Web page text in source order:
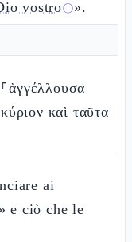
vostroⓘ».
καὶ ταῦτα
ai
e ciò che le